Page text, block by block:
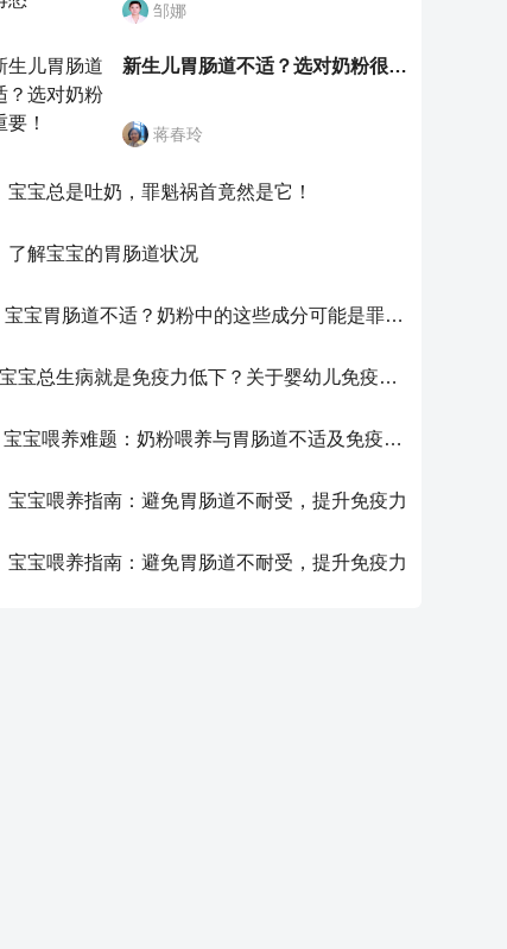
邹娜
新生儿胃肠道不适？选对奶粉很重要！
蒋春玲
宝宝总是吐奶，罪魁祸首竟然是它！
了解宝宝的胃肠道状况
宝宝胃肠道不适？奶粉中的这些成分可能是罪魁祸首！
宝宝总生病就是免疫力低下？关于婴幼儿免疫力的真相，家长必须了解！
宝宝喂养难题：奶粉喂养与胃肠道不适及免疫力提升的奥秘
宝宝喂养指南：避免胃肠道不耐受，提升免疫力
宝宝喂养指南：避免胃肠道不耐受，提升免疫力